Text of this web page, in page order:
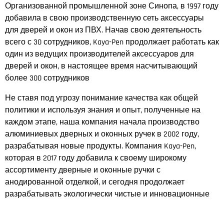
Организованной промышленной зоне Синопа, в 1997 году
добавила в свою производственную сеть аксессуары
для дверей и окон из ПВХ. Начав свою деятельность
всего с 30 сотрудников, Kaya-Pen продолжает работать как
один из ведущих производителей аксессуаров для
дверей и окон, в настоящее время насчитывающий
более 300 сотрудников
Не ставя под угрозу понимание качества как общей
политики и используя знания и опыт, полученные на
каждом этапе, наша компания начала производство
алюминиевых дверных и оконных ручек в 2002 году,
разрабатывая новые продукты. Компания Kaya-Pen,
которая в 2017 году добавила к своему широкому
ассортименту дверные и оконные ручки с
анодированной отделкой, и сегодня продолжает
разрабатывать экологически чистые и инновационные